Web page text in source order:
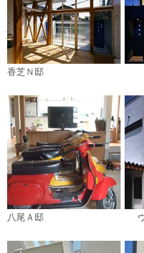
香芝Ｎ邸
八尾Ａ邸